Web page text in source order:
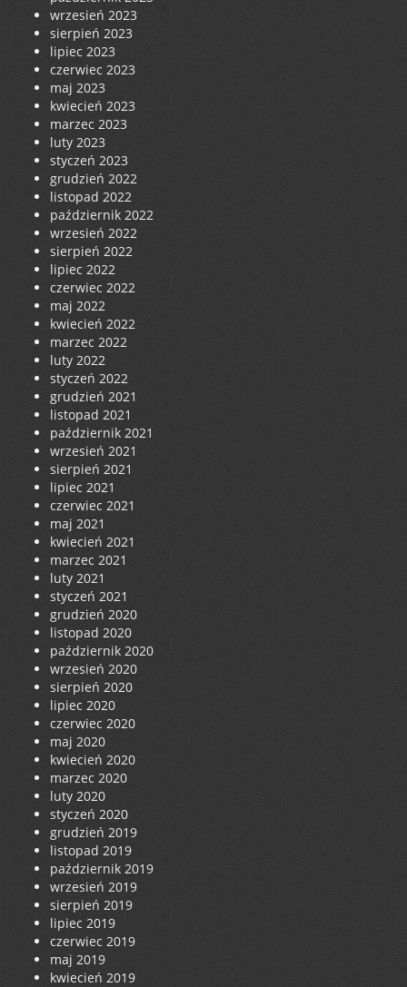
wrzesień 2023
sierpień 2023
lipiec 2023
czerwiec 2023
maj 2023
kwiecień 2023
marzec 2023
luty 2023
styczeń 2023
grudzień 2022
listopad 2022
październik 2022
wrzesień 2022
sierpień 2022
lipiec 2022
czerwiec 2022
maj 2022
kwiecień 2022
marzec 2022
luty 2022
styczeń 2022
grudzień 2021
listopad 2021
październik 2021
wrzesień 2021
sierpień 2021
lipiec 2021
czerwiec 2021
maj 2021
kwiecień 2021
marzec 2021
luty 2021
styczeń 2021
grudzień 2020
listopad 2020
październik 2020
wrzesień 2020
sierpień 2020
lipiec 2020
czerwiec 2020
maj 2020
kwiecień 2020
marzec 2020
luty 2020
styczeń 2020
grudzień 2019
listopad 2019
październik 2019
wrzesień 2019
sierpień 2019
lipiec 2019
czerwiec 2019
maj 2019
kwiecień 2019